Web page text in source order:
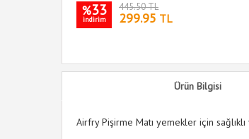
%33
indirim
445.50 TL
299.95 TL
Ürün Bilgisi
Airfry Pişirme Matı yemekler için